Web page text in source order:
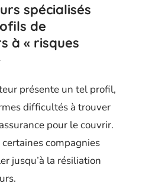
spécialisés
de
à « risques
présente un tel profil,
difficultés à trouver
pour le couvrir.
compagnies
jusqu’à la résiliation